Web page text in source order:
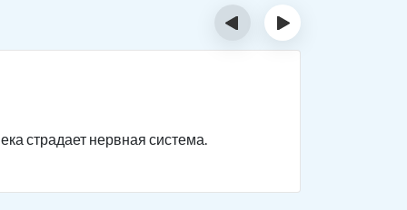
страдает нервная система.
‹ ›